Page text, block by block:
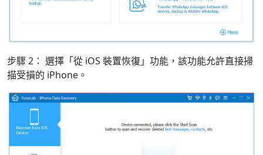
步驟 2： 選擇「從 iOS 裝置恢復」功能，該功能允許直接掃
描受損的 iPhone。